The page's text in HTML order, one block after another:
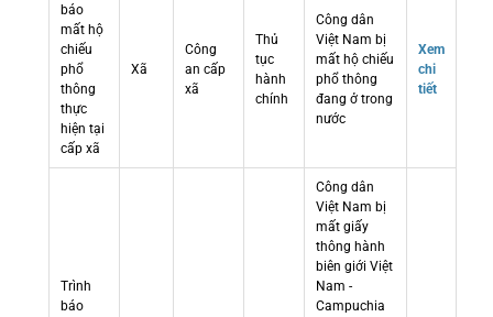
báo
mất hộ
chiếu
phổ
thông
thực
hiện tại
cấp xã
Xã
Công
an cấp
xã
Thủ
tục
hành
chính
Công dân
Việt Nam bị
mất hộ chiếu
phổ thông
đang ở trong
nước
Xem
chi
tiết
Trình
báo
Công dân
Việt Nam bị
mất giấy
thông hành
biên giới Việt
Nam -
Campuchia